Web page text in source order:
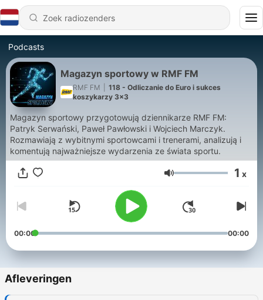
Podcasts
Magazyn sportowy w RMF FM
RMF FM
118 - Odliczanie do Euro i sukces
koszykarzy 3x3
Magazyn sportowy przygotowują dziennikarze RMF FM:
Patryk Serwański, Paweł Pawłowski i Wojciech Marczyk.
Rozmawiają z wybitnymi sportowcami i trenerami, analizują i
komentują najważniejsze wydarzenia ze świata sportu.
Volume 1 x
00:00 00:00
Afleveringen